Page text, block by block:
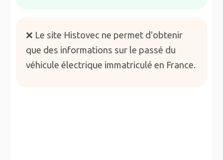
❌ Le site Histovec ne permet d'obtenir
que des informations sur le passé du
véhicule électrique immatriculé en France.